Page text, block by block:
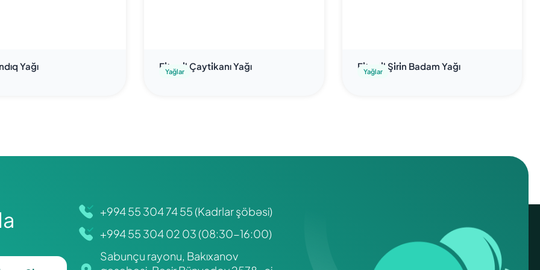
Yağı Fi̇tooi̇l Çayti̇kanı Yağı
Yağlar Fi̇tooi̇l Şi̇ri̇n Badam Yağı
Yağlar
+994 55 304 74 55 (Kadrlar şöbəsi)
+994 55 304 02 03 (08:30-16:00)
Sabunçu rayonu, Bakıxanov